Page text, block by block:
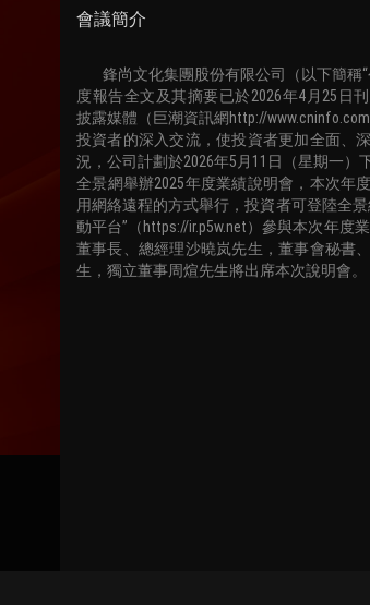
會議簡介
鋒尚文化集團股份有限公司（以下簡稱
度報告全文及其摘要已於2026年4月25日
披露媒體（巨潮資訊網http://
投資者的深入交流，使投資者更加全面、
況，公司計劃於2026年5月11日（星期一）
全景網舉辦2025年度業績說明會，本次年
用網絡遠程的方式舉行，投資者可登陸全
動平台”（https://ir.p5w.net）參與本次年度
董事長、總經理沙曉岚先生，董事會秘書
生，獨立董事周煊先生將出席本次說明會。